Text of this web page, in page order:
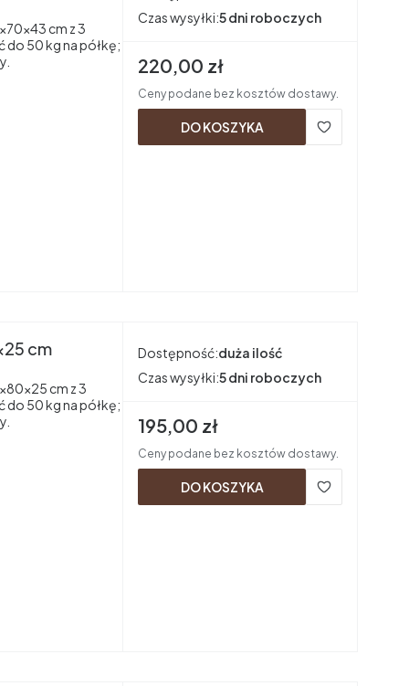
cm z 3
do 50 kg na półkę;
Czas wysyłki:5 dni roboczych
Cena brutto
220,00 zł
Ceny podane bez kosztów dostawy.
DO KOSZYKA
cm
cm z 3
do 50 kg na półkę;
Dostępność:duża ilość
Czas wysyłki:5 dni roboczych
Cena brutto
195,00 zł
Ceny podane bez kosztów dostawy.
DO KOSZYKA